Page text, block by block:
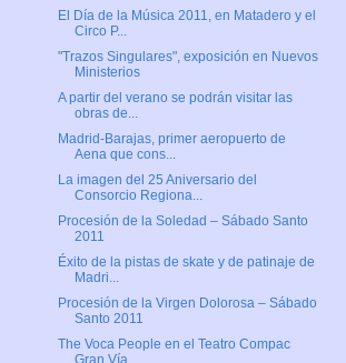
El Día de la Música 2011, en Matadero y el
Circo P...
"Trazos Singulares", exposición en Nuevos
Ministerios
A partir del verano se podrán visitar las
obras de...
Madrid-Barajas, primer aeropuerto de
Aena que cons...
La imagen del 25 Aniversario del
Consorcio Regiona...
Procesión de la Soledad – Sábado Santo
2011
Éxito de la pistas de skate y de patinaje de
Madri...
Procesión de la Virgen Dolorosa – Sábado
Santo 2011
The Voca People en el Teatro Compac